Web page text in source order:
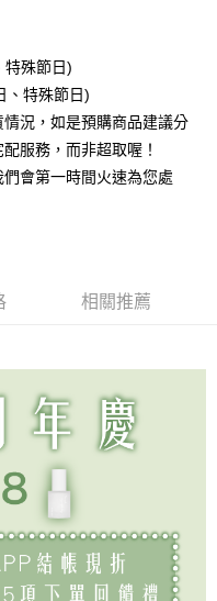
關係目的，商店將以您的個人
哥大進項蒐集、處理及利用，
認、核對及更正。
oppay.tw/userRule
查看運費
特殊節日)
、特殊節日)
況，如是預購商品建議分
服務，而非超取喔！
會第一時間火速為您處
相關推薦